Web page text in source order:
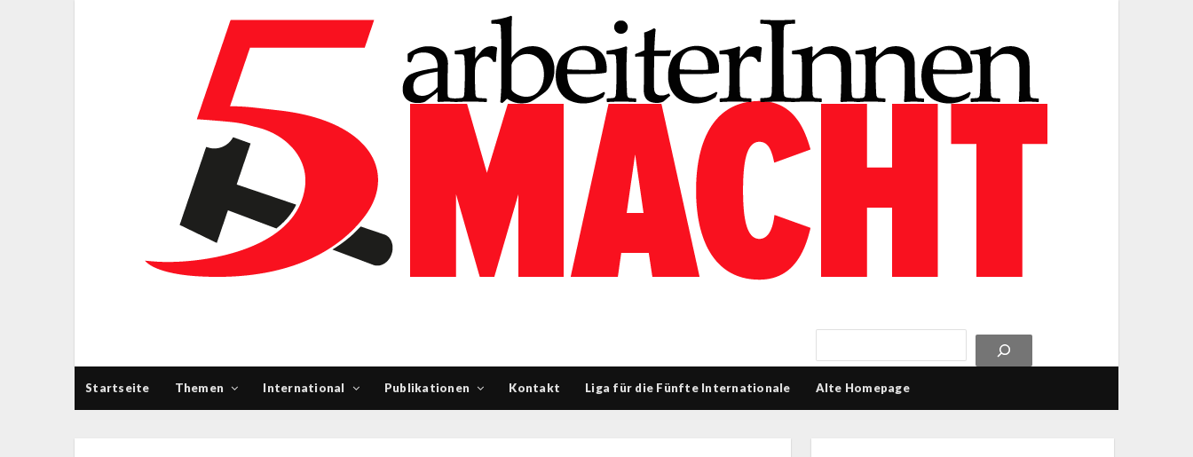
Startseite Themen International Publikationen Kontakt Liga für die Fünfte Internationale Alte Homepage